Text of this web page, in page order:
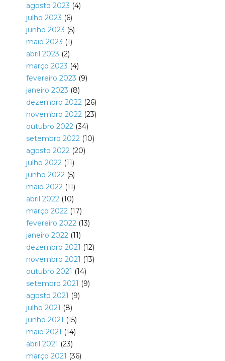
agosto 2023 (4)
julho 2023 (6)
junho 2023 (5)
maio 2023 (1)
abril 2023 (2)
março 2023 (4)
fevereiro 2023 (9)
janeiro 2023 (8)
dezembro 2022(26)
novembro 2022(23)
outubro 2022(34)
setembro 2022(10)
agosto 2022(20)
julho 2022(11)
junho 2022(5)
maio 2022(11)
abril 2022(10)
março 2022(17)
fevereiro 2022(13)
janeiro 2022(11)
dezembro 2021 (12)
novembro 2021 (13)
outubro 2021 (14)
setembro 2021 (9)
agosto 2021 (9)
julho 2021 (8)
junho 2021 (15)
maio 2021 (14)
abril 2021 (23)
março 2021 (36)